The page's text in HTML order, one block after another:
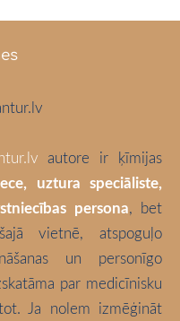
autore ir ķīmijas
uztura speciāliste,
persona, bet
vietnē, atspoguļo
un personīgo
par medicīnisku
Ja nolem izmēģināt